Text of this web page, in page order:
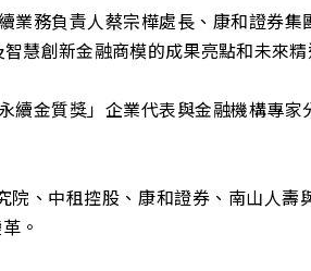
務負責人蔡宗樺處長、康和證券集
慧創新金融商模的成果亮點和未來精
續金質獎」企業代表與金融機構專
、中租控股、康和證券、南山人壽
。